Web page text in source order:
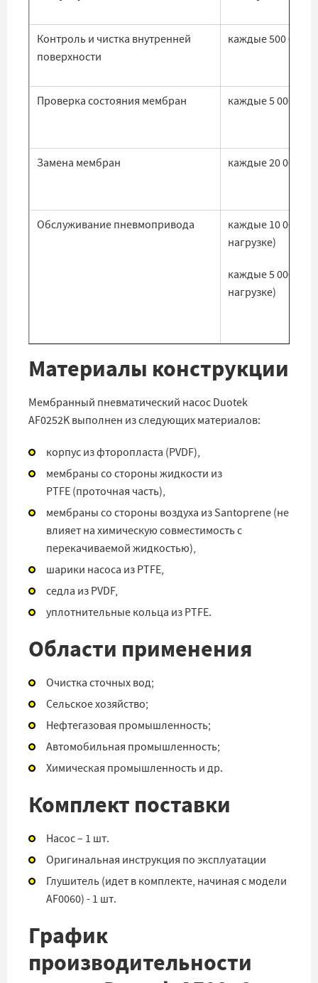
Контроль и чистка внутренней
поверхности
каждые 500 000
Проверка состояния мембран каждые 5 000 000
Замена мембран каждые 20 000
Обслуживание пневмопривода
каждые 10 000
нагрузке)
каждые 5 000
нагрузке)
Материалы конструкции
Мембранный пневматический насос Duotek
AF0252K выполнен из следующих материалов:
корпус из фторопласта (PVDF),
мембраны со стороны жидкости из
PTFE (проточная часть),
мембраны со стороны воздуха из Santoprene (не
влияет на химическую совместимость с
перекачиваемой жидкостью),
шарики насоса из PTFE,
седла из PVDF,
уплотнительные кольца из PTFE.
Области применения
Очистка сточных вод;
Сельское хозяйство;
Нефтегазовая промышленность;
Автомобильная промышленность;
Химическая промышленность и др.
Комплект поставки
Насос – 1 шт.
Оригинальная инструкция по эксплуатации
Глушитель (идет в комплекте, начиная с модели
AF0060) - 1 шт.
График
производительности